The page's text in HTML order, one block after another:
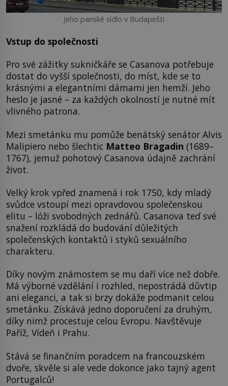
Jeho panské sídlo v Budapešti
Vstup do společnosti
Pro své zážitky sukničkáře se Casanova potřebuje
dostat do vyšší společnosti, do míst, kde se to
krásnými a elegantními dámami jen hemží. Jeho
heslo je jasné – za každých okolností je nutné mít
vlivného patrona.
Mezi smetánku mu pomůže benátský senátor Alvis
Malipiero nebo šlechtic Matteo Bragadin (1689–
1767), jemuž pohotový Casanova údajně zachrání
život.
Velký krok vpřed znamená i rok 1750, kdy mladý
svůdce vstoupí mezi opravdovou společenskou
elitu – lóži svobodných zednářů. Casanova teď své
snažení rozkládá do budování důležitých
společenských kontaktů i styků sexuálního
charakteru.
Díky novým známostem se mu daří více než dobře.
Má výborné vzdělání i rozhled, nepostrádá důvtip
ani eleganci, a tak si brzy dokáže podmanit celou
smetánku. Získává jedno doporučení za druhým,
díky nimž procestuje celou Evropu. Navštěvuje
Paříž, Vídeň i Prahu.
Stává se finančním poradcem na francouzském
dvoře, skvěle si ale vede dokonce jako tajný agent
Portugalců!